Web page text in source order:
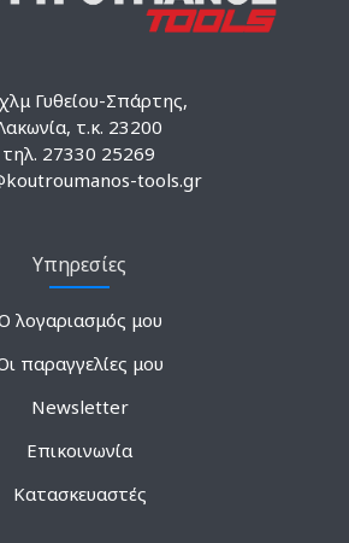
Γυθείου-Σπάρτης,
τ.κ. 23200
τηλ. 27330 25269
tools.gr
Υπηρεσίες
λογαριασμός μου
παραγγελίες μου
Newsletter
Επικοινωνία
Κατασκευαστές